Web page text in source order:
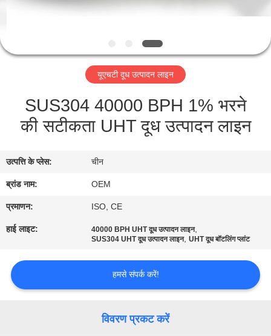
गुणवत्ता
एक
की
विनती
करे
PRIVACY
यूएचटी दूध उत्पादन लाइन
SUS304 40000 BPH 1% भरने
की सटीकता UHT दूध उत्पादन लाइन
उत्पत्ति के प्लेस: चीन
ब्रांड नाम: OEM
प्रमाणन: ISO, CE
हाई लाइट: 40000 BPH UHT दूध उत्पादन लाइन,
SUS304 UHT दूध उत्पादन लाइन,UHT दूध बॉटलिंग प्लांट
हमसे संपर्क करें!
विवरण प्रकट करें